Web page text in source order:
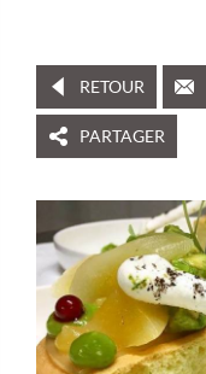
RETOUR
PARTAGER